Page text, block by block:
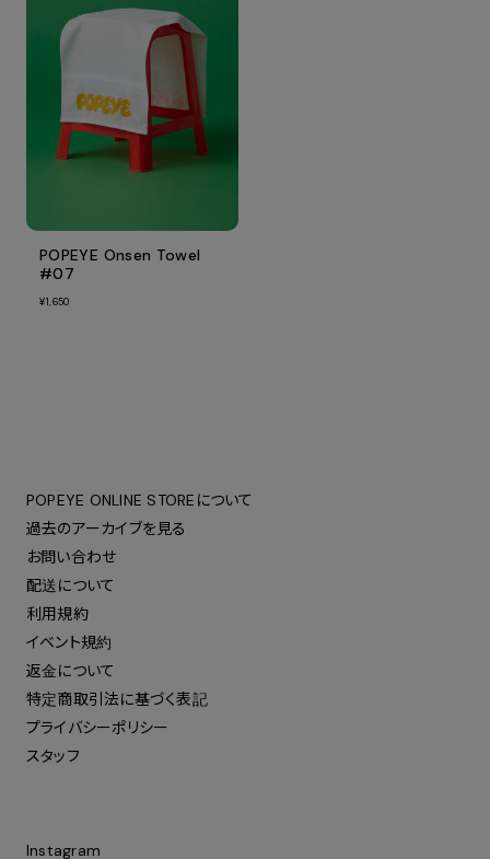
POPEYE Onsen Towel
#07
¥1,650
POPEYE ONLINE STOREについて
過去のアーカイブを見る
お問い合わせ
配送について
利用規約
イベント規約
返金について
特定商取引法に基づく表記
プライバシーポリシー
スタッフ
Instagram